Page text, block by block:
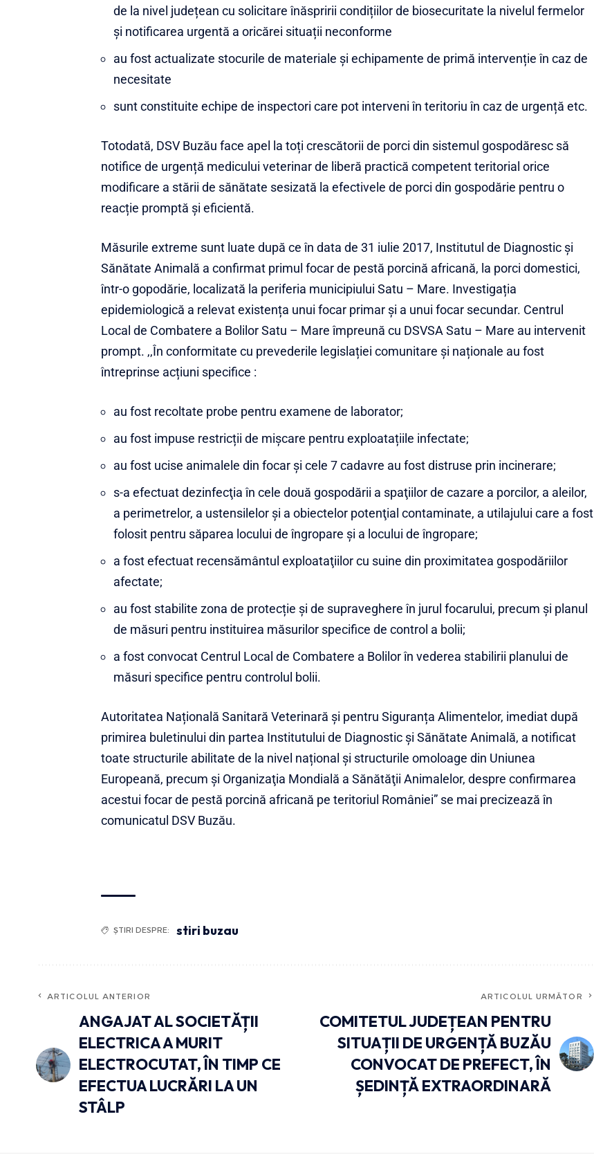
de la nivel județean cu solicitare înăspririi condițiilor de biosecuritate la nivelul fermelor
și notificarea urgentă a oricărei situații neconforme
au fost actualizate stocurile de materiale și echipamente de primă intervenție în caz de
necesitate
sunt constituite echipe de inspectori care pot interveni în teritoriu în caz de urgență etc.
Totodată, DSV Buzău face apel la toți crescătorii de porci din sistemul gospodăresc să
notifice de urgență medicului veterinar de liberă practică competent teritorial orice
modificare a stării de sănătate sesizată la efectivele de porci din gospodărie pentru o
reacție promptă și eficientă.
Măsurile extreme sunt luate după ce în data de 31 iulie 2017, Institutul de Diagnostic și
Sănătate Animală a confirmat primul focar de pestă porcină africană, la porci domestici,
într-o gopodărie, localizată la periferia municipiului Satu – Mare. Investigația
epidemiologică a relevat existența unui focar primar și a unui focar secundar. Centrul
Local de Combatere a Bolilor Satu – Mare împreună cu DSVSA Satu – Mare au intervenit
prompt. ,,În conformitate cu prevederile legislației comunitare și naționale au fost
întreprinse acțiuni specifice :
au fost recoltate probe pentru examene de laborator;
au fost impuse restricții de mișcare pentru exploatațiile infectate;
au fost ucise animalele din focar și cele 7 cadavre au fost distruse prin incinerare;
s-a efectuat dezinfecţia în cele două gospodării a spaţiilor de cazare a porcilor, a aleilor,
a perimetrelor, a ustensilelor şi a obiectelor potenţial contaminate, a utilajului care a fost
folosit pentru săparea locului de îngropare şi a locului de îngropare;
a fost efectuat recensământul exploataţiilor cu suine din proximitatea gospodăriilor
afectate;
au fost stabilite zona de protecție și de supraveghere în jurul focarului, precum și planul
de măsuri pentru instituirea măsurilor specifice de control a bolii;
a fost convocat Centrul Local de Combatere a Bolilor în vederea stabilirii planului de
măsuri specifice pentru controlul bolii.
Autoritatea Națională Sanitară Veterinară și pentru Siguranța Alimentelor, imediat după
primirea buletinului din partea Institutului de Diagnostic și Sănătate Animală, a notificat
toate structurile abilitate de la nivel național și structurile omoloage din Uniunea
Europeană, precum şi Organizaţia Mondială a Sănătăţii Animalelor, despre confirmarea
acestui focar de pestă porcină africană pe teritoriul României” se mai precizează în
comunicatul DSV Buzău.
ȘTIRI DESPRE: stiri buzau
ARTICOLUL ANTERIOR
ANGAJAT AL SOCIETĂȚII
ELECTRICA A MURIT
ELECTROCUTAT, ÎN TIMP CE
EFECTUA LUCRĂRI LA UN
STÂLP
ARTICOLUL URMĂTOR
COMITETUL JUDEȚEAN PENTRU
SITUAȚII DE URGENȚĂ BUZĂU
CONVOCAT DE PREFECT, ÎN
ȘEDINȚĂ EXTRAORDINARĂ